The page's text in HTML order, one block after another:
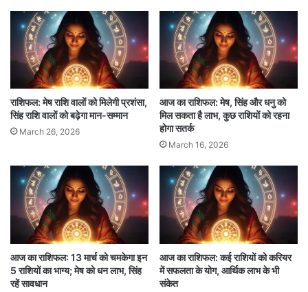
मिथुन (Gemini): आज का दिन आपके लिए खुशनुमा
रहेगा। कुछ नया सीखने का अवसर मिलेगा।
शुभ रंग: पीला
शुभ संख्या: 5
शुभ मुहूर्त: सुबह 9:00 से 10:00 बजे
: स्वास्थ्य के प्रति सावधानी बरतें। किसी
करीबी से बहस हो सकती है, संयम रखें।
शुभ रंग: सफेद
शुभ संख्या: 2
शुभ मुहूर्त: शाम 4:00 से 5:00 बजे
सिंह (Leo)
: करियर में तरक्की के अवसर मिलेंगे। अपने
राशिफल: मेष राशि वालों को मिलेगी प्रशंसा,
सिंह राशि वालों को बढ़ेगा मान-सम्मान
March 26, 2026
आज का राशिफल: मेष, सिंह और धनु को
मिल सकता है लाभ, कुछ राशियों को रहना
होगा सतर्क
March 16, 2026
आज का राशिफल: 13 मार्च को चमकेगा इन
5 राशियों का भाग्य; मेष को धन लाभ, सिंह
रहें सावधान
आज का राशिफल: कई राशियों को करियर
में सफलता के योग, आर्थिक लाभ के भी
संकेत